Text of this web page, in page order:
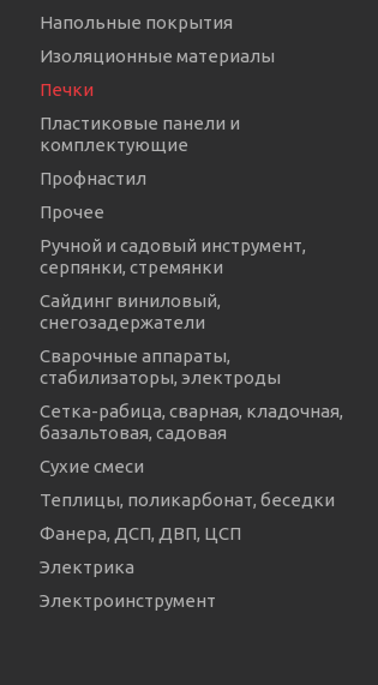
Напольные покрытия
Изоляционные материалы
Печки
Пластиковые панели и
комплектующие
Профнастил
Прочее
Ручной и садовый инструмент,
серпянки, стремянки
Сайдинг виниловый,
снегозадержатели
Сварочные аппараты,
стабилизаторы, электроды
Сетка-рабица, сварная, кладочная,
базальтовая, садовая
Сухие смеси
Теплицы, поликарбонат, беседки
Фанера, ДСП, ДВП, ЦСП
Электрика
Электроинструмент